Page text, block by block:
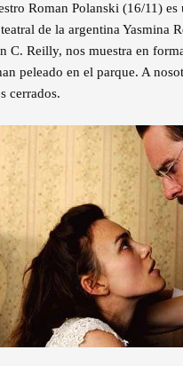
Roman Polanski (16/11)
de la argentina Yasmina
C. Reilly, nos muestra en
peleado en el parque. A
cerrados.